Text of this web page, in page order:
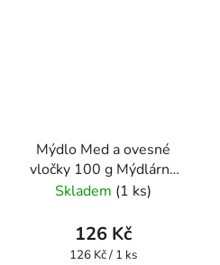
Mýdlo Med a ovesné
vločky 100 g Mýdlárna
Rubens
Skladem (1 ks)
126 Kč
Měrná
126 Kč / 1 ks